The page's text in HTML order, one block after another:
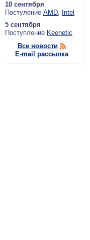
10 сентября
По­сту­ле­ние AMD, Intel
5 сентября
По­ступ­ле­ние Keenetic
Все новости
E-mail рассылка